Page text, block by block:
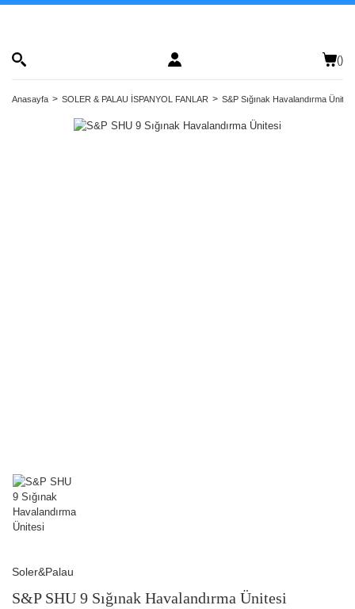
()
Anasayfa SOLER & PALAU İSPANYOL FANLAR S&P Sığınak Havalandırma
Soler&Palau
S&P SHU 9 Sığınak Havalandırma Ünitesi